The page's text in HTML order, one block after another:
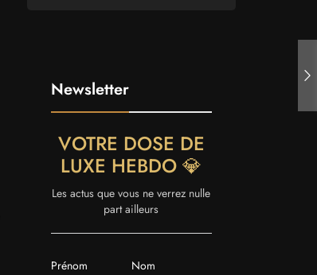
Newsletter
VOTRE DOSE DE
LUXE HEBDO 💎
Les actus que vous ne verrez nulle
part ailleurs
Prénom Nom